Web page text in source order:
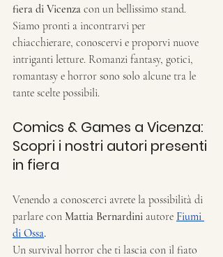
fiera di Vicenza con un bellissimo stand.
Siamo pronti a incontrarvi per
chiacchierare, conoscervi e proporvi nuove
intriganti letture. Romanzi fantasy, gotici,
romantasy e horror sono solo alcune tra le
tante scelte possibili.
Comics & Games a Vicenza:
Scopri i nostri autori presenti
in fiera
Venendo a conoscerci avrete la possibilità di
parlare con Mattia Bernardini autore Fiumi
di Ossa.
Un survival horror che ti lascia con il fiato